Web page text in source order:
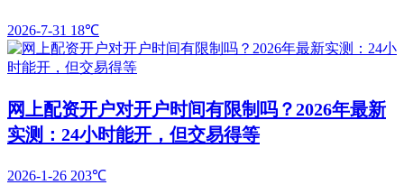
2026-7-31 18℃
网上配资开户对开户时间有限制吗？2026年最新
实测：24小时能开，但交易得等
2026-1-26 203℃